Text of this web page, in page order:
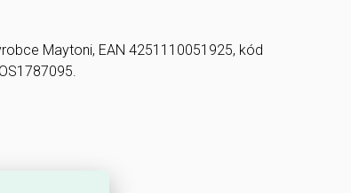
Maytoni, EAN 4251110051925, kód